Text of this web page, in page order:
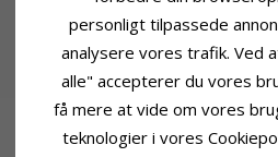
personligt tilpassede
analysere vores trafik. Ved
alle" accepterer du vores
få mere at vide om vores
teknologier i vores